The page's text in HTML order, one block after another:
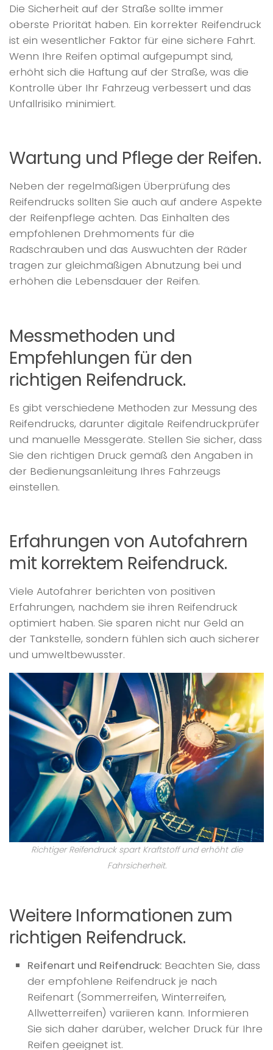
Die Sicherheit auf der Straße sollte immer
oberste Priorität haben. Ein korrekter Reifendruck
ist ein wesentlicher Faktor für eine sichere Fahrt.
Wenn Ihre Reifen optimal aufgepumpt sind,
erhöht sich die Haftung auf der Straße, was die
Kontrolle über Ihr Fahrzeug verbessert und das
Unfallrisiko minimiert.
Wartung und Pflege der Reifen.
Neben der regelmäßigen Überprüfung des
Reifendrucks sollten Sie auch auf andere Aspekte
der Reifenpflege achten. Das Einhalten des
empfohlenen Drehmoments für die
Radschrauben und das Auswuchten der Räder
tragen zur gleichmäßigen Abnutzung bei und
erhöhen die Lebensdauer der Reifen.
Messmethoden und
Empfehlungen für den
richtigen Reifendruck.
Es gibt verschiedene Methoden zur Messung des
Reifendrucks, darunter digitale Reifendruckprüfer
und manuelle Messgeräte. Stellen Sie sicher, dass
Sie den richtigen Druck gemäß den Angaben in
der Bedienungsanleitung Ihres Fahrzeugs
einstellen.
Erfahrungen von Autofahrern
mit korrektem Reifendruck.
Viele Autofahrer berichten von positiven
Erfahrungen, nachdem sie ihren Reifendruck
optimiert haben. Sie sparen nicht nur Geld an
der Tankstelle, sondern fühlen sich auch sicherer
und umweltbewusster.
Richtiger Reifendruck spart Kraftstoff und erhöht die
Fahrsicherheit.
Weitere Informationen zum
richtigen Reifendruck.
Reifenart und Reifendruck: Beachten Sie, dass
der empfohlene Reifendruck je nach
Reifenart (Sommerreifen, Winterreifen,
Allwetterreifen) variieren kann. Informieren
Sie sich daher darüber, welcher Druck für Ihre
Reifen geeignet ist.